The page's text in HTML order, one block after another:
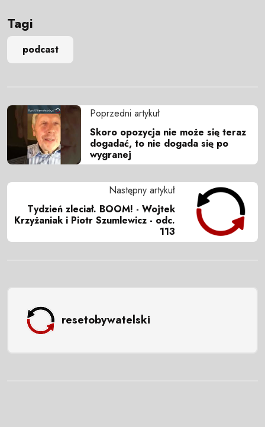
Tagi
podcast
Poprzedni artykuł
Skoro opozycja nie może się teraz
dogadać, to nie dogada się po
wygranej
Następny artykuł
Tydzień zleciał. BOOM! - Wojtek
Krzyżaniak i Piotr Szumlewicz - odc.
113
resetobywatelski